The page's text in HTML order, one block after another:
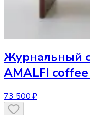
Журнальный
AMALFI
73 500 ₽